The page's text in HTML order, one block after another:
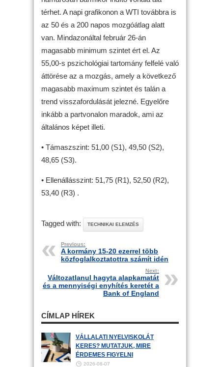
térhet. A napi grafikonon a WTI továbbra is
az 50 és a 200 napos mozgóátlag alatt
van. Mindazonáltal február 26-án
magasabb minimum szintet ért el. Az
55,00-s pszichológiai tartomány felfelé való
áttörése az a mozgás, amely a következő
magasabb maximum szintet és talán a
trend visszafordulását jelezné. Egyelőre
inkább a partvonalon maradok, ami az
általános képet illeti.
• Támaszszint: 51,00 (S1), 49,50 (S2),
48,65 (S3).
• Ellenállásszint: 51,75 (R1), 52,50 (R2),
53,40 (R3) .
Tagged with: TECHNIKAI ELEMZÉS
Previous:
A kormány 15-20 ezerrel több
közfoglalkoztatottra számít idén
Next:
Változatlanul hagyta alapkamatát
és a mennyiségi enyhítés keretét a
Bank of England
CÍMLAP HÍREK
VÁLLALATI NYELVISKOLÁT
KERES? MUTATJUK, MIRE
ÉRDEMES FIGYELNI
2026-08-07